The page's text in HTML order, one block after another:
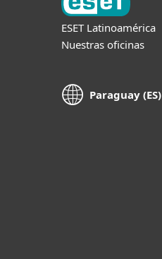
ESET Latinoamérica
Nuestras oficinas
Paraguay (ES)